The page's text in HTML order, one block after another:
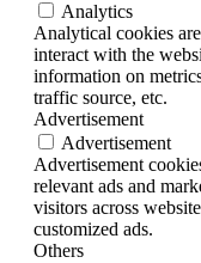
Analytics
Analytical cookies
interact with the
information on
traffic source, etc.
Advertisement
Advertisement
Advertisement
relevant ads and
visitors across
customized ads.
Others